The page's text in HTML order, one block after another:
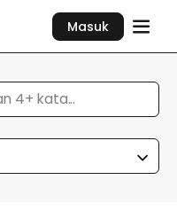
Masuk
4+ kata...